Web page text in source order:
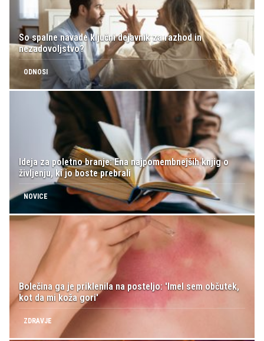
So spalne navade ključni dejavnik za razhod in
nezadovoljstvo?
ODNOSI
Ideja za poletno branje: Ena najpomembnejših knjig o
življenju, ki jo boste prebrali
NOVICE
Bolečina ga je priklenila na posteljo: 'Imel sem občutek,
kot da mi koža gori'
ZDRAVJE